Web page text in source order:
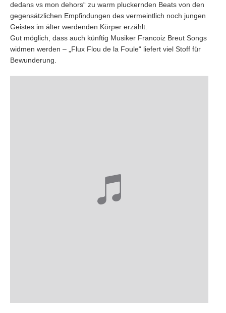
dedans vs mon dehors“ zu warm pluckernden Beats von den
gegensätzlichen Empfindungen des vermeintlich noch jungen
Geistes im älter werdenden Körper erzählt.
Gut möglich, dass auch künftig Musiker Francoiz Breut Songs
widmen werden – „Flux Flou de la Foule“ liefert viel Stoff für
Bewunderung.